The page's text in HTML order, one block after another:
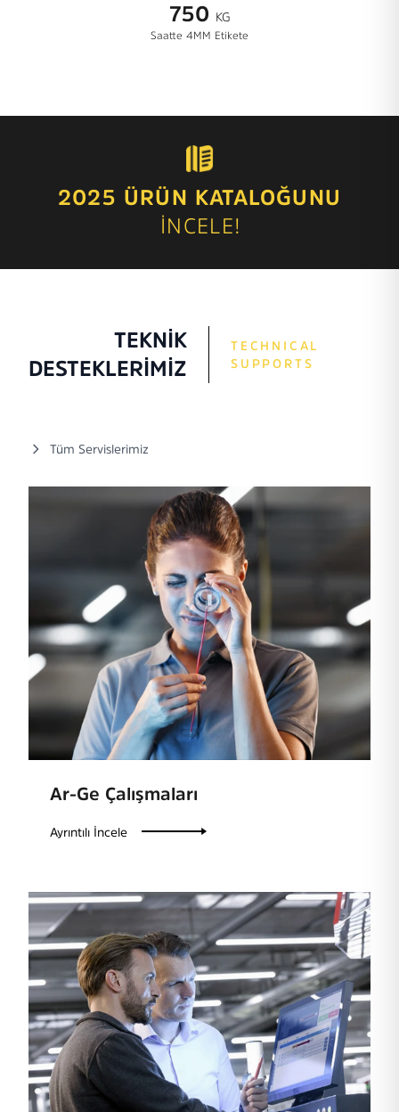
750 KG
Saatte 4 MM Etikete
2025 ÜRÜN KATALOĞUNU
İNCELE!
TEKNİK
DESTEKLERİMİZ
TECHNICAL
SUPPORTS
Tüm Servislerimiz
Ar-Ge Çalışmaları
Ayrıntılı İncele